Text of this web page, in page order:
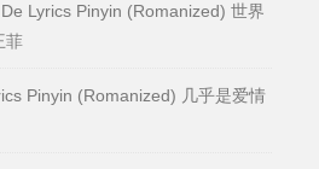
Lyrics Pinyin (Romanized) 世界
菲
Pinyin (Romanized) 几乎是爱情